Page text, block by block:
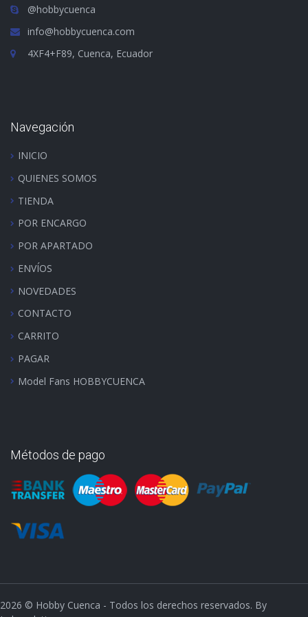
@hobbycuenca
info@hobbycuenca.com
4XF4+F89, Cuenca, Ecuador
Navegación
INICIO
QUIENES SOMOS
TIENDA
POR ENCARGO
POR APARTADO
ENVÍOS
NOVEDADES
CONTACTO
CARRITO
PAGAR
Model Fans HOBBYCUENCA
Métodos de pago
2026 © Hobby Cuenca - Todos los derechos reservados. By